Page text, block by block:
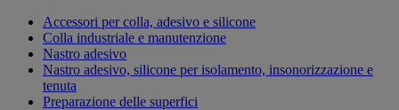
Accessori per colla, adesivo e silicone
Colla industriale e manutenzione
Nastro adesivo
Nastro adesivo, silicone per isolamento, insonorizzazione e
tenuta
Preparazione delle superfici